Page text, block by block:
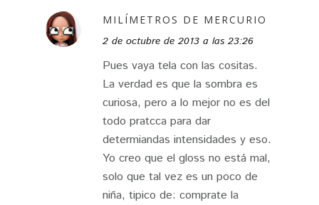
MILÍMETROS DE MERCURIO
2 de octubre de 2013 a las 23:26
Pues vaya tela con las cositas.
La verdad es que la sombra es
curiosa, pero a lo mejor no es del
todo pratcca para dar
determiandas intensidades y eso.
Yo creo que el gloss no está mal,
solo que tal vez es un poco de
niña, tipico de: comprate la